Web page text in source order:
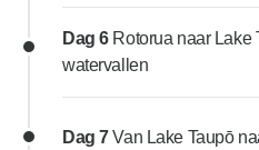
Dag 6 Rotorua naar Lake
watervallen
Dag 7Van Lake Taupō